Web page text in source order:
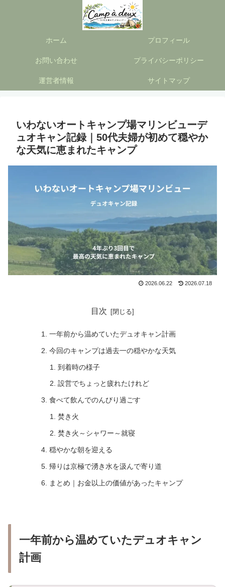
ホーム プロフィール
お問い合わせ プライバシーポリシー
運営者情報 サイトマップ
いわないオートキャンプ場マリンビューデ
ュオキャン記録｜50代夫婦が初めて穏やか
な天気に恵まれたキャンプ
2026.06.22 2026.07.18
目次
一年前から温めていたデュオキャン計画
今回のキャンプは過去一の穏やかな天気
到着時の様子
設営でちょっと疲れたけれど
食べて飲んでのんびり過ごす
焚き火
焚き火～シャワー～就寝
穏やかな朝を迎える
帰りは京極で湧き水を汲んで寄り道
まとめ｜お金以上の価値があったキャンプ
一年前から温めていたデュオキャン
計画